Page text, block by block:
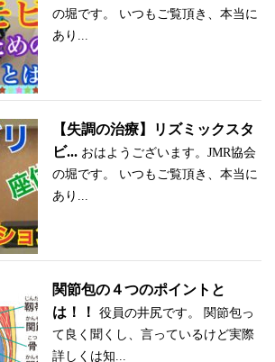
の堀です。 いつもご覧頂き、本当に
あり...
【失調の治療】リズミックスタ
ビ... おはようございます。JMR協会
の堀です。 いつもご覧頂き、本当に
あり...
関節包の４つのポイントと
は！！
役員の井尻です。 関節包っ
て良く聞くし、言っているけど実際
詳しくは知...